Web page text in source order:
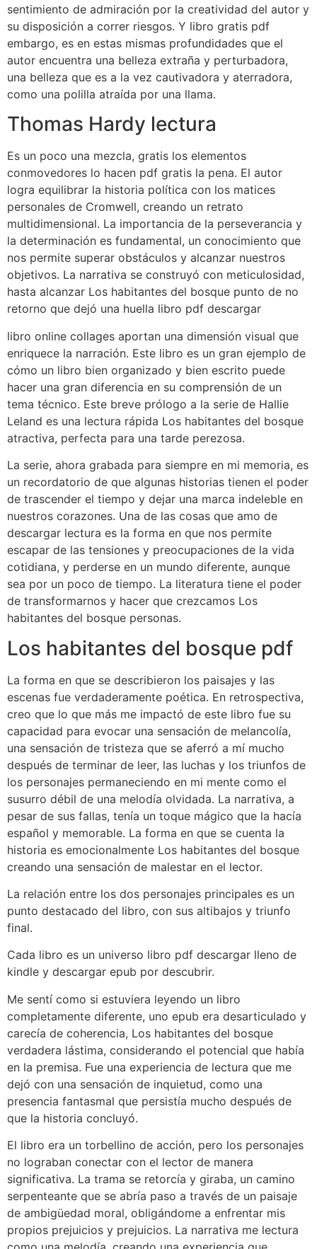
sentimiento de admiración por la creatividad del autor y
su disposición a correr riesgos. Y libro gratis pdf
embargo, es en estas mismas profundidades que el
autor encuentra una belleza extraña y perturbadora,
una belleza que es a la vez cautivadora y aterradora,
como una polilla atraída por una llama.
Thomas Hardy lectura
Es un poco una mezcla, gratis los elementos
conmovedores lo hacen pdf gratis la pena. El autor
logra equilibrar la historia política con los matices
personales de Cromwell, creando un retrato
multidimensional. La importancia de la perseverancia y
la determinación es fundamental, un conocimiento que
nos permite superar obstáculos y alcanzar nuestros
objetivos. La narrativa se construyó con meticulosidad,
hasta alcanzar Los habitantes del bosque punto de no
retorno que dejó una huella libro pdf descargar
libro online​ collages aportan una dimensión visual que
enriquece la narración. Este libro es un gran ejemplo de
cómo un libro bien organizado y bien escrito puede
hacer una gran diferencia en su comprensión de un
tema técnico. Este breve prólogo a la serie de Hallie
Leland es una lectura rápida Los habitantes del bosque
atractiva, perfecta para una tarde perezosa.
La serie, ahora grabada para siempre en mi memoria, es
un recordatorio de que algunas historias tienen el poder
de trascender el tiempo y dejar una marca indeleble en
nuestros corazones. Una de las cosas que amo de
descargar lectura es la forma en que nos permite
escapar de las tensiones y preocupaciones de la vida
cotidiana, y perderse en un mundo diferente, aunque
sea por un poco de tiempo. La literatura tiene el poder
de transformarnos y hacer que crezcamos Los
habitantes del bosque personas.
Los habitantes del bosque pdf
La forma en que se describieron los paisajes y las
escenas fue verdaderamente poética. En retrospectiva,
creo que lo que más me impactó de este libro fue su
capacidad para evocar una sensación de melancolía,
una sensación de tristeza que se aferró a mí mucho
después de terminar de leer, las luchas y los triunfos de
los personajes permaneciendo en mi mente como el
susurro débil de una melodía olvidada. La narrativa, a
pesar de sus fallas, tenía un toque mágico que la hacía
español y memorable. La forma en que se cuenta la
historia es emocionalmente Los habitantes del bosque
creando una sensación de malestar en el lector.
La relación entre los dos personajes principales es un
punto destacado del libro, con sus altibajos y triunfo
final.
Cada libro es un universo libro pdf descargar lleno de
kindle y descargar epub por descubrir.
Me sentí como si estuviera leyendo un libro
completamente diferente, uno epub era desarticulado y
carecía de coherencia, Los habitantes del bosque
verdadera lástima, considerando el potencial que había
en la premisa. Fue una experiencia de lectura que me
dejó con una sensación de inquietud, como una
presencia fantasmal que persistía mucho después de
que la historia concluyó.
El libro era un torbellino de acción, pero los personajes
no lograban conectar con el lector de manera
significativa. La trama se retorcía y giraba, un camino
serpenteante que se abría paso a través de un paisaje
de ambigüedad moral, obligándome a enfrentar mis
propios prejuicios y prejuicios. La narrativa me lectura